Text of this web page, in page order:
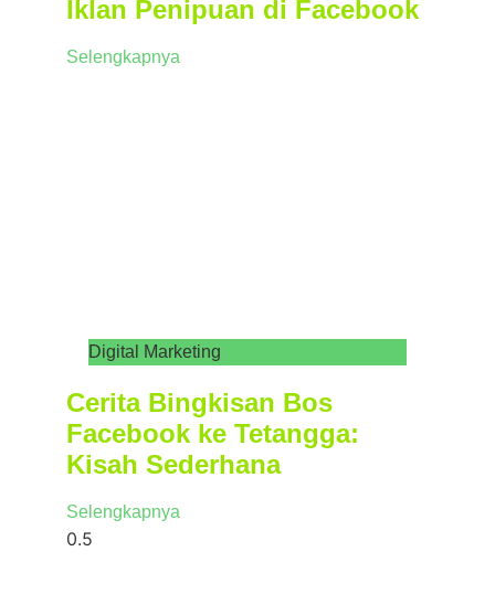
Iklan Penipuan di Facebook
Selengkapnya
Digital Marketing
Cerita Bingkisan Bos
Facebook ke Tetangga:
Kisah Sederhana
Selengkapnya